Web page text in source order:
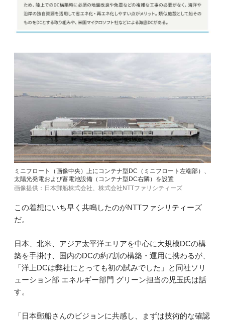
ミニフロート（画像中央）上にコンテナ型DC（ミニフロート左端部）、
太陽光発電および蓄電池設備（コンテナ型DC右隣）を設置
画像提供：日本郵船株式会社、株式会社NTTファリシティーズ
この着想にいち早く共鳴したのがNTTファシリティーズ
だ。
日本、北米、アジア太平洋エリアを中心に大規模DCの構
築を手掛け、国内のDCの約7割の構築・運用に携わるが、
「洋上DCは弊社にとっても初の試みでした」と同社ソリ
ューション部 エネルギー部門 グリーン担当の児玉氏は話
す。
「日本郵船さんのビジョンに共感し、まずは技術的な確認